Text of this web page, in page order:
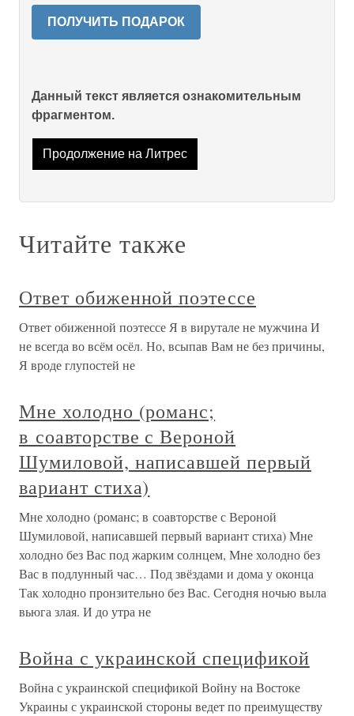
ПОЛУЧИТЬ ПОДАРОК
Данный текст является ознакомительным
фрагментом.
Продолжение на Литрес
Читайте также
Ответ обиженной поэтессе
Ответ обиженной поэтессе Я в вирутале не мужчина И
не всегда во всём осёл. Но, всыпав Вам не без причины,
Я вроде глупостей не
Мне холодно (романс;
в соавторстве с Вероной
Шумиловой, написавшей первый
вариант стиха)
Мне холодно (романс; в соавторстве с Вероной
Шумиловой, написавшей первый вариант стиха) Мне
холодно без Вас под жарким солнцем, Мне холодно без
Вас в подлунный час… Под звёздами и дома у оконца
Так холодно пронзительно без Вас. Сегодня ночью выла
вьюга злая. И до утра не
Война с украинской спецификой
Война с украинской спецификой Войну на Востоке
Украины с украинской стороны ведет по преимуществу